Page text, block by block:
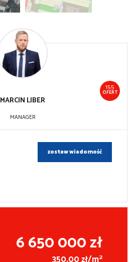
155
OFERT
MARCIN LIBER
MANAGER
zostaw wiadomość
6 650 000 zł
2